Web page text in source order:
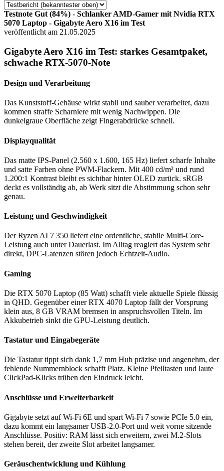
Testnote Gut (84%) - Schlanker AMD-Gamer mit Nvidia RTX
5070 Laptop - Gigabyte Aero X16 im Test
veröffentlicht am 21.05.2025
Gigabyte Aero X16 im Test: starkes Gesamtpaket,
schwache RTX-5070-Note
Design und Verarbeitung
Das Kunststoff-Gehäuse wirkt stabil und sauber verarbeitet, dazu
kommen straffe Scharniere mit wenig Nachwippen. Die
dunkelgraue Oberfläche zeigt Fingerabdrücke schnell.
Displayqualität
Das matte IPS-Panel (2.560 x 1.600, 165 Hz) liefert scharfe Inhalte
und satte Farben ohne PWM-Flackern. Mit 400 cd/m² und rund
1.200:1 Kontrast bleibt es sichtbar hinter OLED zurück. sRGB
deckt es vollständig ab, ab Werk sitzt die Abstimmung schon sehr
genau.
Leistung und Geschwindigkeit
Der Ryzen AI 7 350 liefert eine ordentliche, stabile Multi-Core-
Leistung auch unter Dauerlast. Im Alltag reagiert das System sehr
direkt, DPC-Latenzen stören jedoch Echtzeit-Audio.
Gaming
Die RTX 5070 Laptop (85 Watt) schafft viele aktuelle Spiele flüssig
in QHD. Gegenüber einer RTX 4070 Laptop fällt der Vorsprung
klein aus, 8 GB VRAM bremsen in anspruchsvollen Titeln. Im
Akkubetrieb sinkt die GPU-Leistung deutlich.
Tastatur und Eingabegeräte
Die Tastatur tippt sich dank 1,7 mm Hub präzise und angenehm, der
fehlende Nummernblock schafft Platz. Kleine Pfeiltasten und laute
ClickPad-Klicks trüben den Eindruck leicht.
Anschlüsse und Erweiterbarkeit
Gigabyte setzt auf Wi-Fi 6E und spart Wi-Fi 7 sowie PCIe 5.0 ein,
dazu kommt ein langsamer USB-2.0-Port und weit vorne sitzende
Anschlüsse. Positiv: RAM lässt sich erweitern, zwei M.2-Slots
stehen bereit, der zweite Slot arbeitet langsamer.
Geräuschentwicklung und Kühlung